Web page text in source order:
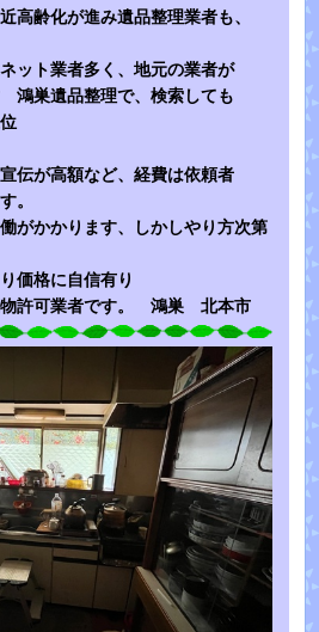
高齢化が進み遺品整理業者も、
ット業者多く、地元の業者が
鴻巣遺品整理で、検索しても
伝が高額など、経費は依頼者
。
がかかります、しかしやり方次第
価格に自信有り
物許可業者です。 鴻巣 北本市